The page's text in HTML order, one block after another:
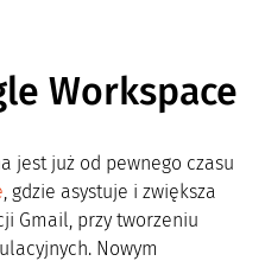
Workspace
jest już od pewnego czasu
, gdzie asystuje i zwiększa
Gmail, przy tworzeniu
Nowym